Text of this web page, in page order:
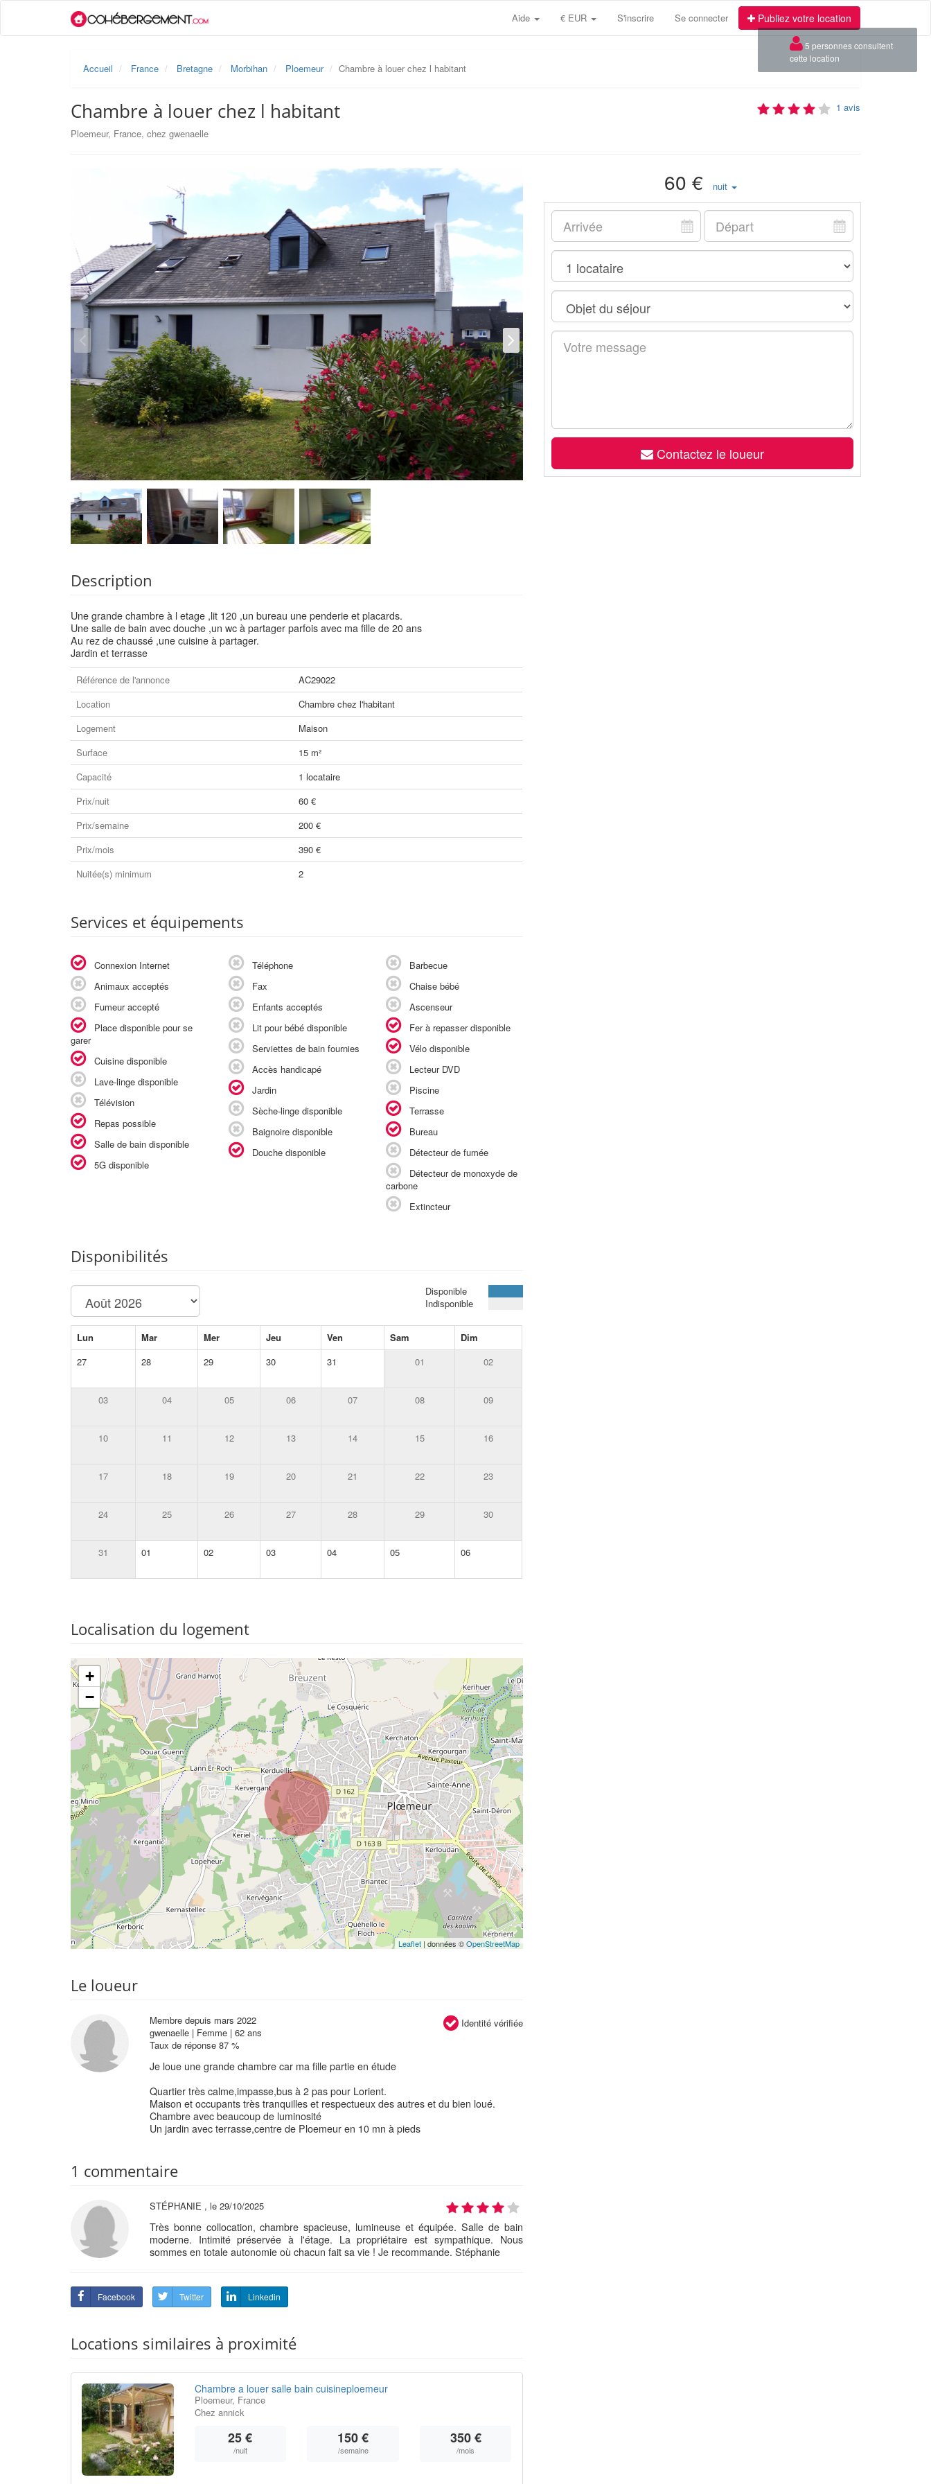
Aide € EUR S'inscrire Se connecter Publiez votre location
Accueil France Bretagne Morbihan Ploemeur Chambre à louer chez l habitant
Chambre à louer chez l habitant
Ploemeur, France, chez gwenaelle
1 avis
60 € nuit
Contactez le loueur
Description
Une grande chambre à l etage ,lit 120 ,un bureau une penderie et placards.
Une salle de bain avec douche ,un wc à partager parfois avec ma fille de 20 ans
Au rez de chaussé ,une cuisine à partager.
Jardin et terrasse
Référence de l'annonce
AC29022
Location
Chambre chez l'habitant
Logement
Maison
Surface
15 m²
Capacité
1 locataire
Prix/nuit
60 €
Prix/semaine
200 €
Prix/mois
390 €
Nuitée(s) minimum
2
Services et équipements
Connexion Internet
Animaux acceptés
Fumeur accepté
Place disponible pour se
garer
Cuisine disponible
Lave-linge disponible
Télévision
Repas possible
Salle de bain disponible
5G disponible
Téléphone
Fax
Enfants acceptés
Lit pour bébé disponible
Serviettes de bain fournies
Accès handicapé
Jardin
Sèche-linge disponible
Baignoire disponible
Douche disponible
Barbecue
Chaise bébé
Ascenseur
Fer à repasser disponible
Vélo disponible
Lecteur DVD
Piscine
Terrasse
Bureau
Détecteur de fumée
Détecteur de monoxyde de
carbone
Extincteur
Disponibilités
Disponible
Indisponible
Lun Mar Mer Jeu Ven Sam
Dim
27
28 29 30 31 01 02
03 04 05 06 07 08 09
10 11 12 13 14 15 16
17 18 19 20 21 22 23
24 25 26 27 28 29 30
31 01 02 03 04 05 06
Localisation du logement
+
−
Leaflet| données ©OpenStreetMap
Le loueur
Identité vérifiée
Membre depuis mars 2022
gwenaelle | Femme | 62 ans
Taux de réponse 87 %
Je loue une grande chambre car ma fille partie en étude
Quartier très calme,impasse,bus à 2 pas pour Lorient.
Maison et occupants très tranquilles et respectueux des autres et du bien loué.
Chambre avec beaucoup de luminosité
Un jardin avec terrasse,centre de Ploemeur en 10 mn à pieds
1 commentaire
STÉPHANIE , le 29/10/2025
Très bonne collocation, chambre spacieuse, lumineuse et équipée. Salle de bain
moderne. Intimité préservée à l'étage. La propriétaire est sympathique. Nous
sommes en totale autonomie où chacun fait sa vie ! Je recommande. Stéphanie
Facebook Twitter Linkedin
Locations similaires à proximité
Chambre a louer salle bain cuisineploemeur
Ploemeur, France
Chez annick
25 €
/nuit
150 €
/semaine
350 €
/mois